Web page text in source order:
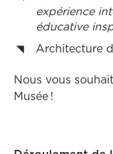
expérience
éducative
Architecture
Nous vous
Musée !